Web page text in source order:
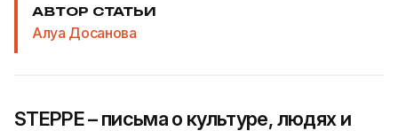
АВТОР СТАТЬИ
Алуа Досанова
STEPPE – письма о культуре, людях и